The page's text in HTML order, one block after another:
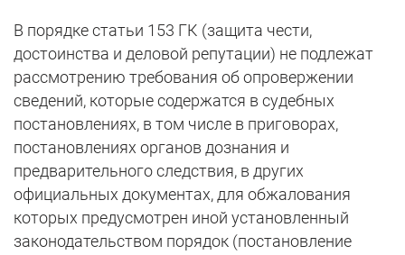
В порядке статьи 153 ГК (защита чести,
достоинства и деловой репутации) не подлежат
рассмотрению требования об опровержении
сведений, которые содержатся в судебных
постановлениях, в том числе в приговорах,
постановлениях органов дознания и
предварительного следствия, в других
официальных документах, для обжалования
которых предусмотрен иной установленный
законодательством порядок (постановление